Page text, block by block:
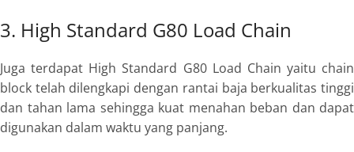
3. High Standard G80 Load Chain
Juga terdapat High Standard G80 Load Chain yaitu chain
block telah dilengkapi dengan rantai baja berkualitas tinggi
dan tahan lama sehingga kuat menahan beban dan dapat
digunakan dalam waktu yang panjang.